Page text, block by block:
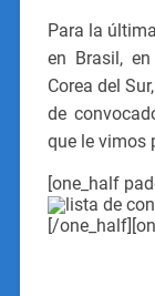
Para la
en Brasil,
Corea del
de
que le vimos
[one_half
[/